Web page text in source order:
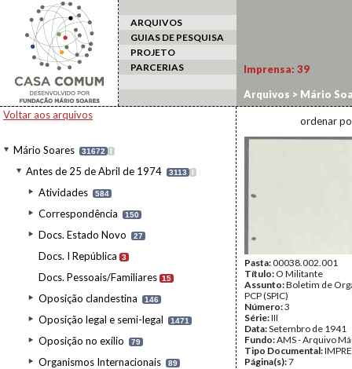
ARQUIVOS
GUIAS DE PESQUISA
PROJETO
PARCERIAS
Voltar aos arquivos
Mário Soares 31672 I
Antes de 25 de Abril de 1974 3113 I
Atividades 584
Correspondência 150
Docs. Estado Novo 27
Docs. I República 3
Docs. Pessoais/Familiares 15
Oposição clandestina 146
Oposição legal e semi-legal 1471
Oposição no exílio 79
Organismos Internacionais 89
Imprensa: 39
Arquivos > Mário
ordenar
Pasta:00038.002.001
Título: O Militante
Assunto:Boletim de
PCP (SPIC)
Número:3
Série:III
Data:Setembro de 1941
Fundo:AMS - Arquivo
Tipo Documental:
Página(s):7